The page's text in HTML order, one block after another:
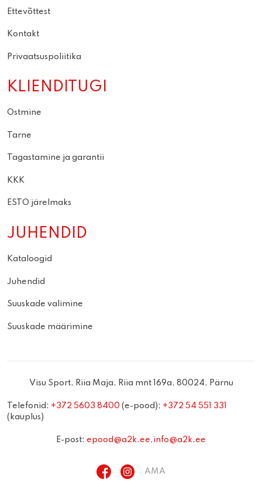
Ettevõttest
Kontakt
Privaatsuspoliitika
KLIENDITUGI
Ostmine
Tarne
Tagastamine ja garantii
KKK
ESTO järelmaks
JUHENDID
Kataloogid
Juhendid
Suuskade valimine
Suuskade määrimine
Visu Sport, Riia Maja, Riia mnt 169a, 80024, Pärnu
Telefonid: +372 5603 8400 (e-pood); +372 54 551 331
(kauplus)
E-post: epood@a2k.ee, info@a2k.ee
AMA